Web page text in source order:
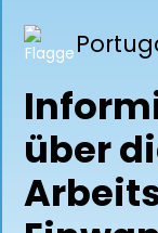
über